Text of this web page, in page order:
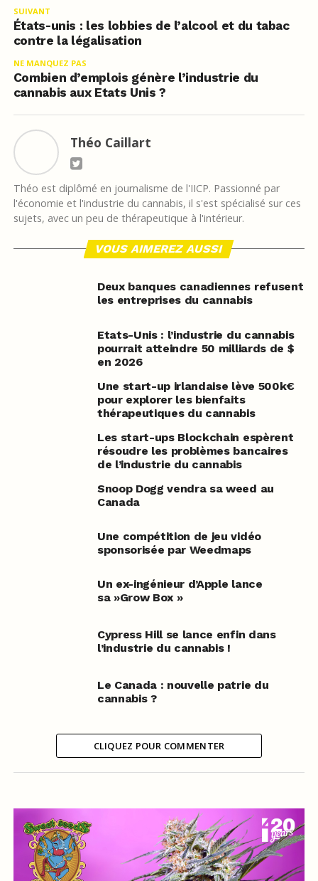
SUIVANT
États-unis : les lobbies de l’alcool et du tabac
contre la légalisation
NE MANQUEZ PAS
Combien d’emplois génère l’industrie du
cannabis aux Etats Unis ?
Théo Caillart
Théo est diplômé en journalisme de l'IICP. Passionné par
l'économie et l'industrie du cannabis, il s'est spécialisé sur ces
sujets, avec un peu de thérapeutique à l'intérieur.
VOUS AIMEREZ AUSSI
Deux banques canadiennes refusent
les entreprises du cannabis
Etats-Unis : l’industrie du cannabis
pourrait atteindre 50 milliards de $
en 2026
Une start-up irlandaise lève 500k€
pour explorer les bienfaits
thérapeutiques du cannabis
Les start-ups Blockchain espèrent
résoudre les problèmes bancaires
de l’industrie du cannabis
Snoop Dogg vendra sa weed au
Canada
Une compétition de jeu vidéo
sponsorisée par Weedmaps
Un ex-ingénieur d’Apple lance
sa »Grow Box »
Cypress Hill se lance enfin dans
l’industrie du cannabis !
Le Canada : nouvelle patrie du
cannabis ?
CLIQUEZ POUR COMMENTER